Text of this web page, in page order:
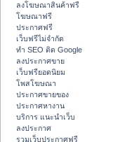
ลงโฆษณาสินค้าฟรี
โฆษณาฟรี
ประกาศฟรี
เว็บฟรีไม่จำกัด
ทำ SEO ติด Google
ลงประกาศขาย
เว็บฟรียอดนิยม
โพสโฆษณา
ประกาศขายของ
ประกาศหางาน
บริการ แนะนำเว็บ
ลงประกาศ
รวมเว็บประกาศฟรี